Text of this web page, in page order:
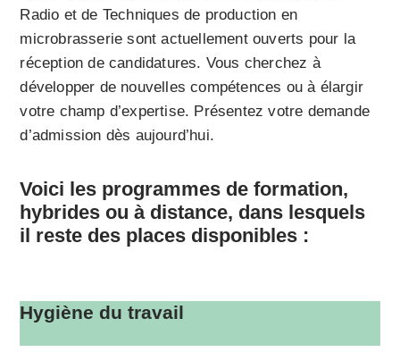
Radio et de Techniques de production en
microbrasserie sont actuellement ouverts pour la
réception de candidatures. Vous cherchez à
développer de nouvelles compétences ou à élargir
votre champ d’expertise. Présentez votre demande
d’admission dès aujourd’hui.
Voici les programmes de formation,
hybrides ou à distance, dans lesquels
il reste des places disponibles :
Hygiène du travail